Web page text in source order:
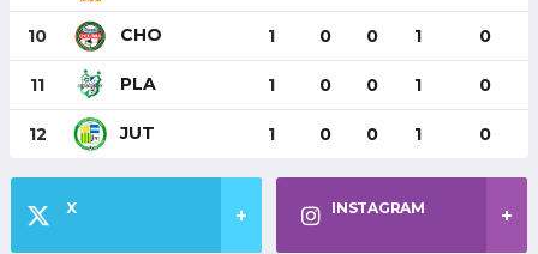
10 CHO 1 0 0 1 0
11 PLA 1 0 0 1 0
12 JUT 1 0 0 1 0
X INSTAGRAM